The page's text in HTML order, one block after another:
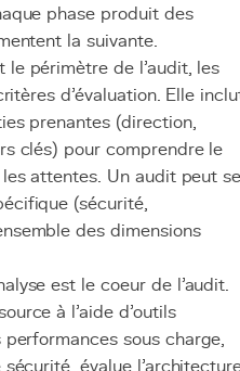
phase produit des
la suivante.
le périmètre de l'audit, les
d'évaluation. Elle
prenantes (direction,
clés) pour comprendre le
attentes. Un audit peut
(sécurité,
des dimensions
est le coeur de l'audit.
à l'aide d'outils
sous charge,
évalue